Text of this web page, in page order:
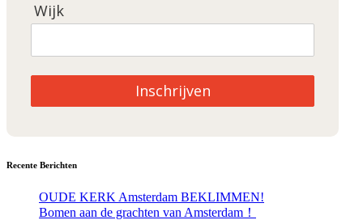
Wijk
Inschrijven
Recente Berichten
OUDE KERK Amsterdam BEKLIMMEN!
Bomen aan de grachten van Amsterdam！